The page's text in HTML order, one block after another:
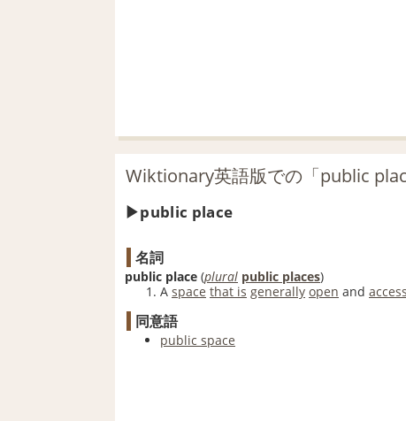
Wiktionary英語版での「public
public place
名詞
public place (plural public places)
A space that is generally open and
同意語
public space